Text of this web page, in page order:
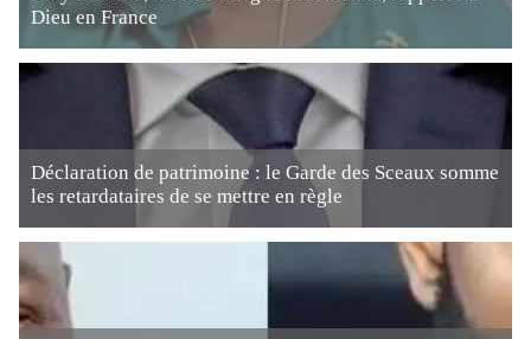
Dieu en France
Déclaration de patrimoine : le Garde des Sceaux somme
les retardataires de se mettre en règle